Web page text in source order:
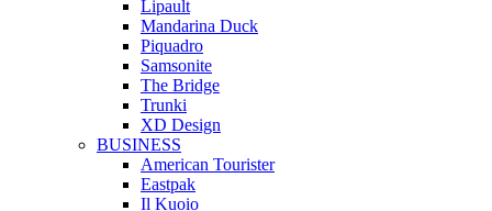
Lipault
Mandarina Duck
Piquadro
Samsonite
The Bridge
Trunki
XD Design
BUSINESS
American Tourister
Eastpak
Il Kuoio